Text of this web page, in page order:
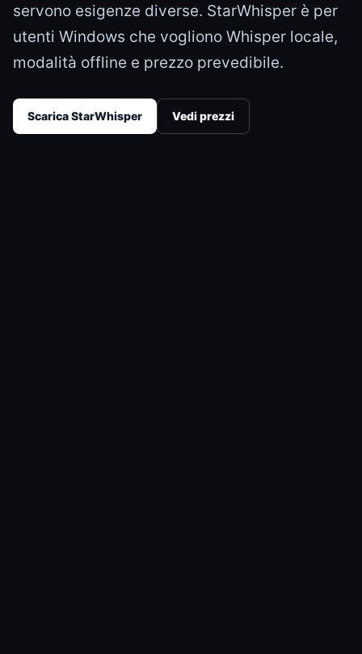
servono esigenze diverse. StarWhisper è per
utenti Windows che vogliono Whisper locale,
modalità offline e prezzo prevedibile.
Scarica StarWhisper Vedi prezzi